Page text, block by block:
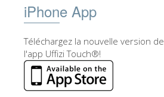
iPhone App
Téléchargez la nouvelle version de
l'app Uffizi Touch®!